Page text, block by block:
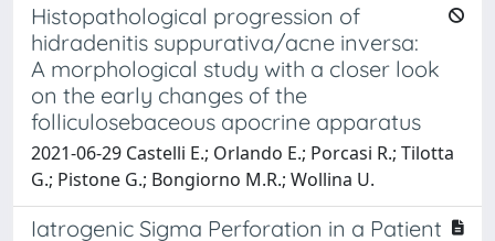
Histopathological progression of
hidradenitis suppurativa/acne inversa:
A morphological study with a closer look
on the early changes of the
folliculosebaceous apocrine apparatus
2021-06-29 Castelli E.; Orlando E.; Porcasi R.; Tilotta
G.; Pistone G.; Bongiorno M.R.; Wollina U.
Iatrogenic Sigma Perforation in a Patient